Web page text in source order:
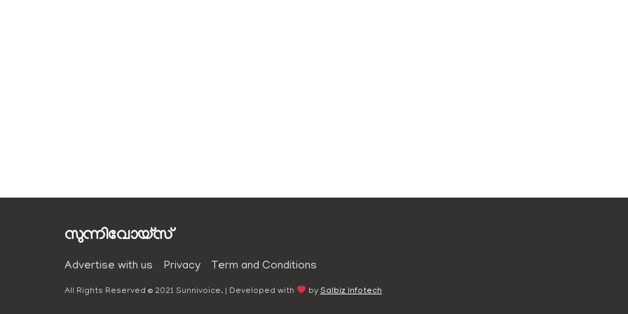
സുന്നിവോയ്‌സ്
Advertise with us Privacy Term and Conditions
All Rights Reserved © 2021 Sunnivoice. | Developed with by Salbiz Infotech